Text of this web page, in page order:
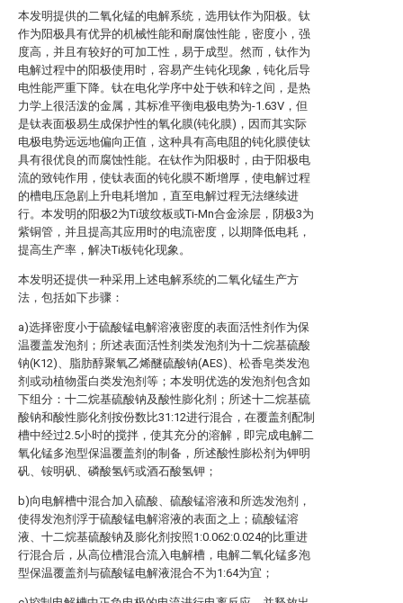
本发明提供的二氧化锰的电解系统，选用钛作为阳极。钛
作为阳极具有优异的机械性能和耐腐蚀性能，密度小，强
度高，并且有较好的可加工性，易于成型。然而，钛作为
电解过程中的阳极使用时，容易产生钝化现象，钝化后导
电性能严重下降。钛在电化学序中处于铁和锌之间，是热
力学上很活泼的金属，其标准平衡电极电势为-1.63V，但
是钛表面极易生成保护性的氧化膜(钝化膜)，因而其实际
电极电势远远地偏向正值，这种具有高电阻的钝化膜使钛
具有很优良的而腐蚀性能。在钛作为阳极时，由于阳极电
流的致钝作用，使钛表面的钝化膜不断增厚，使电解过程
的槽电压急剧上升电耗增加，直至电解过程无法继续进
行。本发明的阳极2为Ti玻纹板或Ti-Mn合金涂层，阴极3为
紫铜管，并且提高其应用时的电流密度，以期降低电耗，
提高生产率，解决Ti板钝化现象。
本发明还提供一种采用上述电解系统的二氧化锰生产方
法，包括如下步骤：
a)选择密度小于硫酸锰电解溶液密度的表面活性剂作为保
温覆盖发泡剂；所述表面活性剂类发泡剂为十二烷基硫酸
钠(K12)、脂肪醇聚氧乙烯醚硫酸钠(AES)、松香皂类发泡
剂或动植物蛋白类发泡剂等；本发明优选的发泡剂包含如
下组分：十二烷基硫酸钠及酸性膨化剂；所述十二烷基硫
酸钠和酸性膨化剂按份数比31:12进行混合，在覆盖剂配制
槽中经过2.5小时的搅拌，使其充分的溶解，即完成电解二
氧化锰多泡型保温覆盖剂的制备，所述酸性膨松剂为钾明
矾、铵明矾、磷酸氢钙或酒石酸氢钾；
b)向电解槽中混合加入硫酸、硫酸锰溶液和所选发泡剂，
使得发泡剂浮于硫酸锰电解溶液的表面之上；硫酸锰溶
液、十二烷基硫酸钠及膨化剂按照1:0.062:0.024的比重进
行混合后，从高位槽混合流入电解槽，电解二氧化锰多泡
型保温覆盖剂与硫酸锰电解液混合不为1:64为宜；